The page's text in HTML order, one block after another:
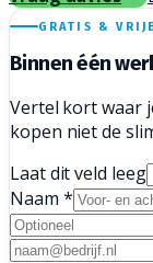
GRATIS &
Binnen één
Vertel kort waar
kopen niet de
Laat dit veld leeg
Naam *